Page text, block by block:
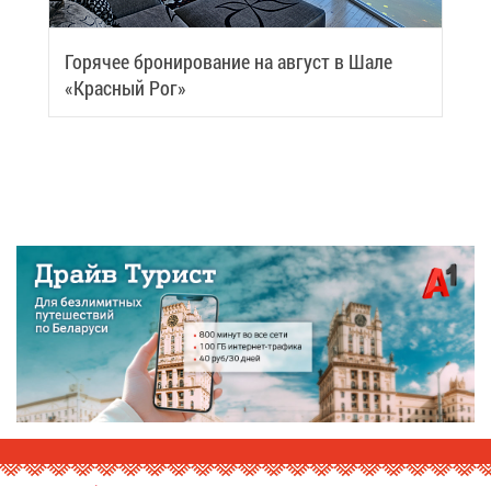
Го­ря­чее бро­ни­ро­ва­ние на ав­густ в Ша­ле
«Крас­ный Рог»